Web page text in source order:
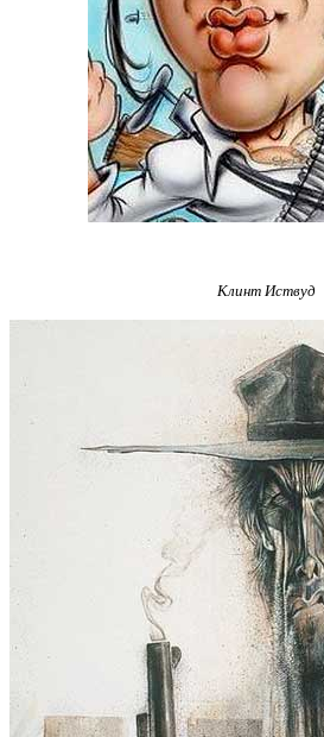
Клинт Иствуд